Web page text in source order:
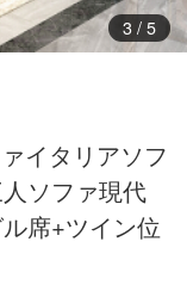
3/ 5
イタリアソフ
ソファ現代
席+ツイン位